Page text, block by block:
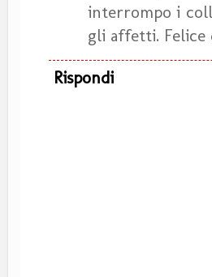
interrompo i
gli affetti. Felice
Rispondi